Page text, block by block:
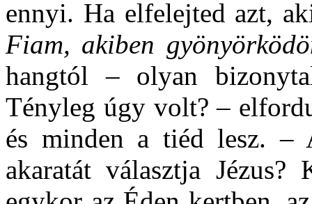
ennyi. Ha elfelejted azt,
Fiam, akiben
hangtól – olyan
Tényleg úgy volt? –
és minden a tiéd lesz. –
akaratát választja